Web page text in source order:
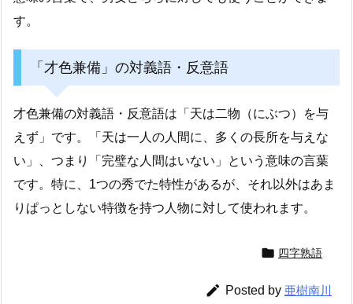
す。
「才色兼備」の対義語・反意語
才色兼備の対義語・反意語は「天は二物（にぶつ）を与
えず」です。「天は一人の人間に、多くの長所を与えな
い」、つまり「完璧な人間はいない」という意味の言葉
です。特に、1つの秀でた特性があるが、それ以外はあま
りぱっとしない特徴を持つ人物に対して使われます。
 四字熟語
 Posted by 亜樹南川